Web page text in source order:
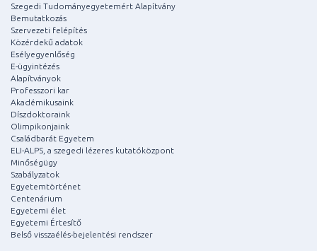
Szegedi Tudományegyetemért Alapítvány
Bemutatkozás
Szervezeti felépítés
Közérdekű adatok
Esélyegyenlőség
E-ügyintézés
Alapítványok
Professzori kar
Akadémikusaink
Díszdoktoraink
Olimpikonjaink
Családbarát Egyetem
ELI-ALPS, a szegedi lézeres kutatóközpont
Minőségügy
Szabályzatok
Egyetemtörténet
Centenárium
Egyetemi élet
Egyetemi Értesítő
Belső visszaélés-bejelentési rendszer